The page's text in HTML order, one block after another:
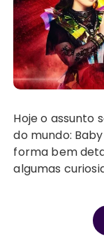
Hoje o assunto será a maior banda de kawaii metal
do mundo:
forma bem
algumas